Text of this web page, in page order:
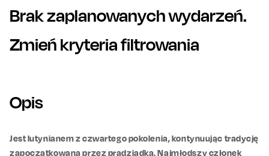
Brak zaplanowanych wydarzeń.
Zmień kryteria filtrowania
Opis
Jest lutynianem z czwartego pokolenia, kontynuując tradycję
zapoczątkowaną przez pradziadka. Najmłodszy członek